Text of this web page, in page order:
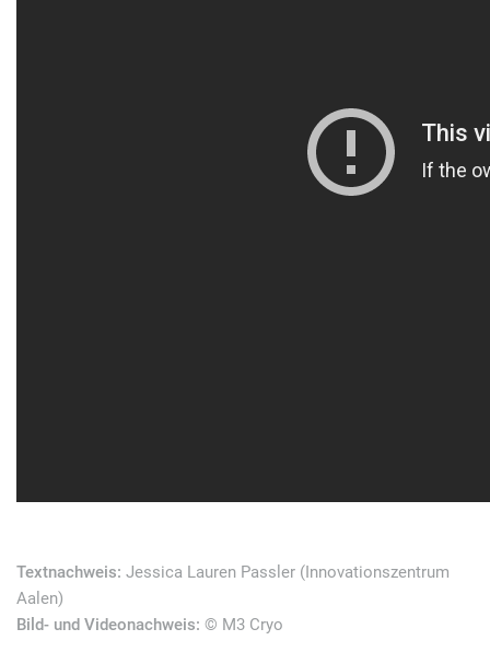
Textnachweis: Jessica Lauren Passler (Innovationszentrum
Aalen)
Bild- und Videonachweis: © M3 Cryo